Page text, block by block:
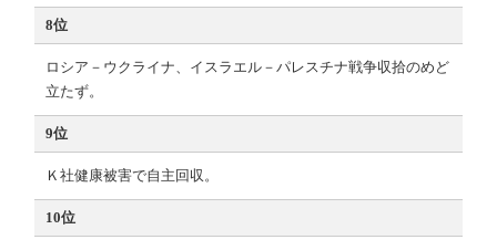
8位
ロシア－ウクライナ、イスラエル－パレスチナ戦争収拾のめど
立たず。
9位
Ｋ社健康被害で自主回収。
10位